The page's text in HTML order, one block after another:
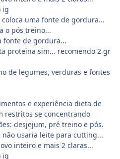
ig
uma fonte de gordura...
o pós treino...
fonte de gordura...
proteina sim... recomendo 2 gr
de legumes, verduras e fontes
e experiência dieta de
restritos se concentrando
desjejum, pré treino e pós.
não usaria leite para cutting...
inteiro e mais 2 claras...
ig